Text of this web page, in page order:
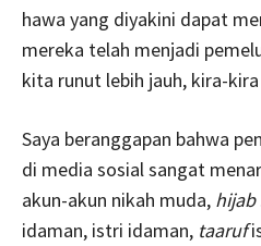
hawa yang diyakini dapat
mereka telah menjadi
kita runut lebih jauh, kira-
Saya beranggapan bahwa
di media sosial sangat
akun-akun nikah muda, hijab
idaman, istri idaman, taaruf